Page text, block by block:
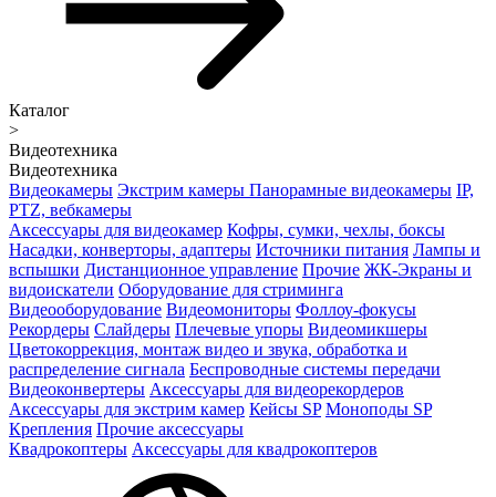
Каталог
>
Видеотехника
Видеотехника
Видеокамеры Экстрим камеры Панорамные видеокамеры IP,
PTZ, вебкамеры
Аксессуары для видеокамер Кофры, сумки, чехлы, боксы
Насадки, конверторы, адаптеры Источники питания Лампы и
вспышки Дистанционное управление Прочие ЖК-Экраны и
видоискатели Оборудование для стриминга
Видеооборудование Видеомониторы Фоллоу-фокусы
Рекордеры Слайдеры Плечевые упоры Видеомикшеры
Цветокоррекция, монтаж видео и звука, обработка и
распределение сигнала Беспроводные системы передачи
Видеоконвертеры Аксессуары для видеорекордеров
Аксессуары для экстрим камер Кейсы SP Моноподы SP
Крепления Прочие аксессуары
Квадрокоптеры Аксессуары для квадрокоптеров